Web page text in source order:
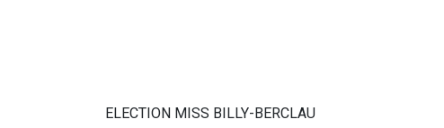
ELECTION MISS BILLY-BERCLAU